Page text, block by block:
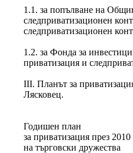
1.1. за попълване на
следприватизационен
следприватизационен
1.2. за Фонда за
приватизация и
ІІІ. Планът за
Лясковец.
Годишен план
за приватизация през
на търговски дружества